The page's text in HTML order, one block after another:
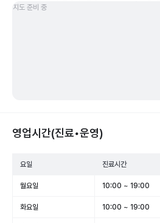
지도 준비 중
영업시간(진료•운영)
요일 진료시간
월요일 10:00 ~ 19:00
화요일 10:00 ~ 19:00